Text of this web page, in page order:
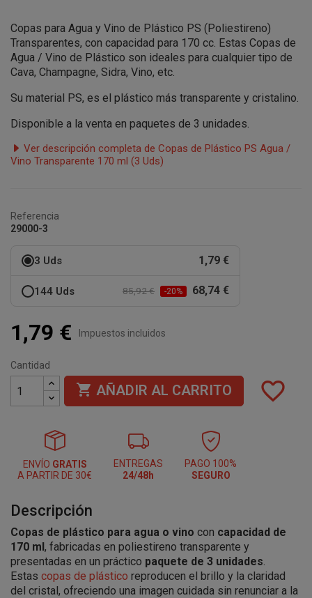
Copas para Agua y Vino de Plástico PS (Poliestireno)
Transparentes, con capacidad para 170 cc. Estas Copas de
Agua / Vino de Plástico son ideales para cualquier tipo de
Cava, Champagne, Sidra, Vino, etc.
Su material PS, es el plástico más transparente y cristalino.
Disponible a la venta en paquetes de 3 unidades.
Ver descripción completa de Copas de Plástico PS Agua /
Vino Transparente 170 ml (3 Uds)
Referencia
29000-3
3 Uds 1,79 €
144 Uds 85,92 € -20% 68,74 €
1,79 € Impuestos incluidos
Cantidad
 AÑADIR AL CARRITO favorite_border
ENVÍO GRATIS
A PARTIR DE 30€
ENTREGAS
24/48h
PAGO 100%
SEGURO
Descripción
Copas de plástico para agua o vino con capacidad de
170 ml, fabricadas en poliestireno transparente y
presentadas en un práctico paquete de 3 unidades.
Estas copas de plástico reproducen el brillo y la claridad
del cristal, ofreciendo una imagen cuidada sin renunciar a la